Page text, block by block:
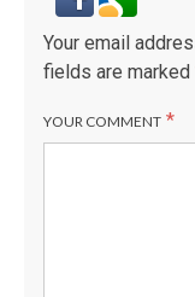
Your email
fields are marked
YOUR COMMENT *